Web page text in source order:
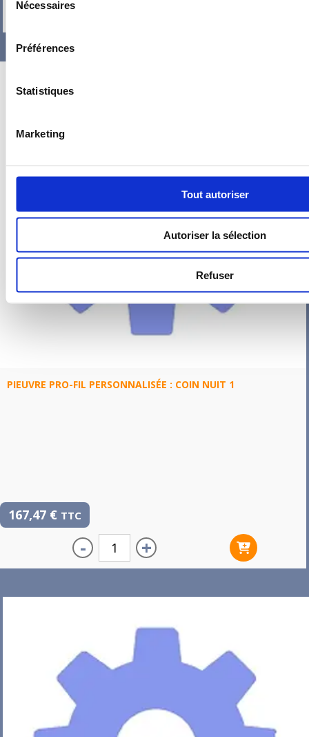
Nécessaires
Préférences
Statistiques
Marketing
Tout autoriser
Autoriser la sélection
Refuser
PIEUVRE PRO-FIL PERSONNALISÉE : COIN NUIT 1
167,47 € TTC
- +